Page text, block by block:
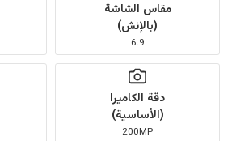
مقاس الشاشة
(بالإنش)
6.9
دقة الكاميرا
(الأساسية)
200MP